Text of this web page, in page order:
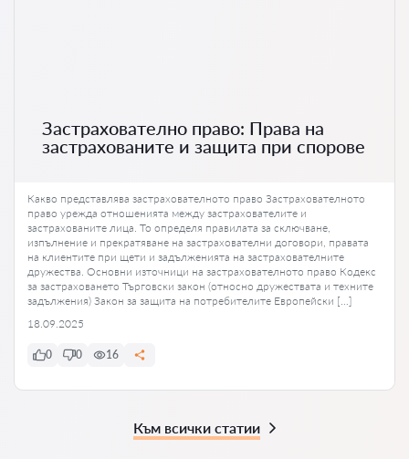
Застрахователно право: Права на
застрахованите и защита при спорове
Какво представлява застрахователното право Застрахователното
право урежда отношенията между застрахователите и
застрахованите лица. То определя правилата за сключване,
изпълнение и прекратяване на застрахователни договори, правата
на клиентите при щети и задълженията на застрахователните
дружества. Основни източници на застрахователното право Кодекс
за застраховането Търговски закон (относно дружествата и техните
задължения) Закон за защита на потребителите Европейски […]
18.09.2025
0 0 16
Към всички статии